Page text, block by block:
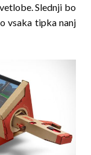
Slednji bo
vsaka tipka nanj